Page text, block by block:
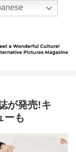
が発売!キ
ーも